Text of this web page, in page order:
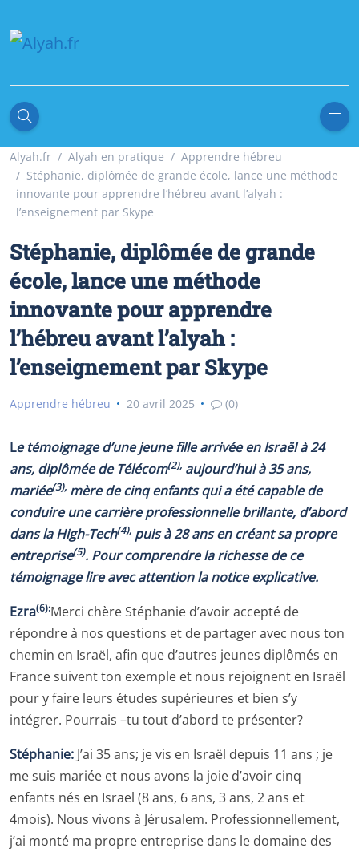
Alyah.fr Alyah en pratique
Apprendre hébreu
Stéphanie, diplômée de grande école, lance une méthode
innovante pour apprendre l’hébreu avant l’alyah :
l’enseignement par Skype
Stéphanie, diplômée de grande
école, lance une méthode
innovante pour apprendre
l’hébreu avant l’alyah :
l’enseignement par Skype
Apprendre hébreu 20 avril 2025 (0)
Letémoignage d’une jeune fille arrivée en Israël à 24
ans, diplômée de Télécom(2), aujourd’hui à 35 ans,
mariée(3), mère de cinq enfants qui a été capable de
conduire une carrière professionnelle brillante, d’abord
dans la High-Tech(4), puis à 28 ans en créant sa propre
entreprise(5). Pour comprendre la richesse de ce
témoignage lire avec attention la notice explicative.
Ezra(6):Merci chère Stéphanie d’avoir accepté de
répondre à nos questions et de partager avec nous ton
chemin en Israël, afin que d’autres jeunes diplômés en
France suivent ton exemple et nous rejoignent en Israël
pour y faire leurs études supérieures et bien s’y
intégrer. Pourrais –tu tout d’abord te présenter?
Stéphanie: J’ai 35 ans; je vis en Israël depuis 11 ans ; je
me suis mariée et nous avons la joie d’avoir cinq
enfants nés en Israel (8 ans, 6 ans, 3 ans, 2 ans et
4mois). Nous vivons à Jérusalem. Professionnellement,
j’ai monté ma propre entreprise dans le domaine des